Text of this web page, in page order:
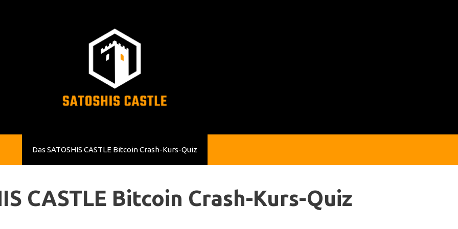
Das SATOSHIS CASTLE Bitcoin Crash-Kurs-Quiz
CASTLE Bitcoin Crash-Kurs-Quiz